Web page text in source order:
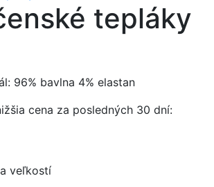
tepláky
96% bavlna 4% elastan
cena za posledných 30 dní:
veľkostí